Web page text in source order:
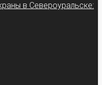
в Североуральске: